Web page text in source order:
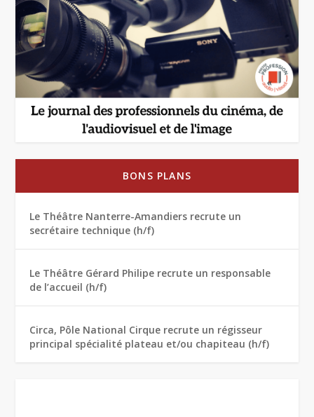
BONS PLANS
Le Théâtre Nanterre-Amandiers recrute un
secrétaire technique (h/f)
Le Théâtre Gérard Philipe recrute un responsable
de l’accueil (h/f)
Circa, Pôle National Cirque recrute un régisseur
principal spécialité plateau et/ou chapiteau (h/f)